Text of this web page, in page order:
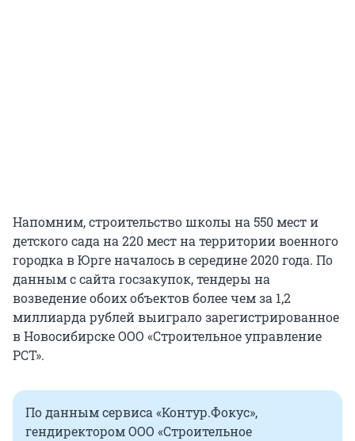
Напомним, строительство школы на 550 мест и
детского сада на 220 мест на территории военного
городка в Юрге началось в середине 2020 года. По
данным с сайта госзакупок, тендеры на
возведение обоих объектов более чем за 1,2
миллиарда рублей выиграло зарегистрированное
в Новосибирске ООО «Строительное управление
РСТ».
По данным сервиса «Контур.Фокус»,
гендиректором ООО «Строительное